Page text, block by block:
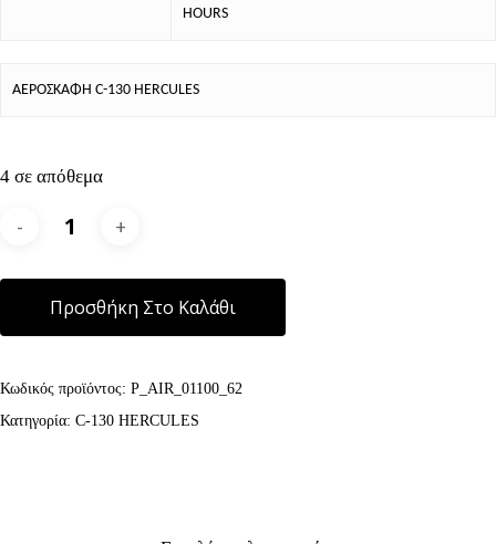
HOURS
ΑΕΡΟΣΚΑΦΗ C-130 HERCULES
4 σε απόθεμα
Προσθήκη Στο Καλάθι
Κωδικός προϊόντος: P_AIR_01100_62
Κατηγορία: C-130 HERCULES